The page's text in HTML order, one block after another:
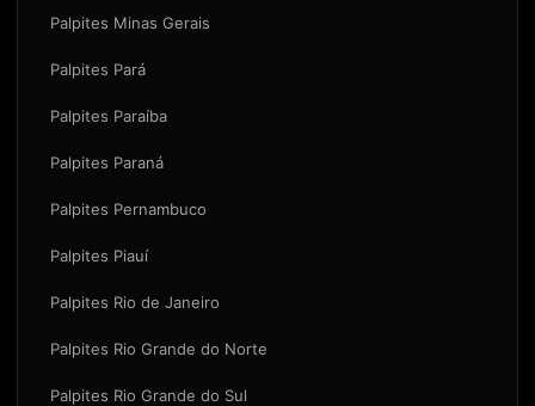
Palpites Minas Gerais
Palpites Pará
Palpites Paraíba
Palpites Paraná
Palpites Pernambuco
Palpites Piauí
Palpites Rio de Janeiro
Palpites Rio Grande do Norte
Palpites Rio Grande do Sul